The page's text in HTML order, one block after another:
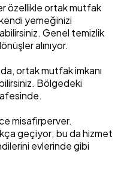
özellikle ortak mutfak
yemeğinizi
Genel temizlik
alınıyor.
ortak mutfak imkanı
Bölgedeki
misafirperver.
geçiyor; bu da hizmet
evlerinde gibi